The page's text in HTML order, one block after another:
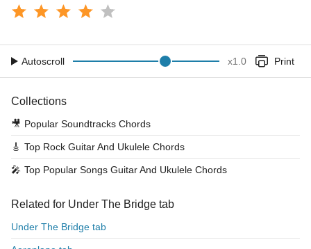
Autoscroll x1.0 Print
Collections
🎥 Popular Soundtracks Chords
🎸 Top Rock Guitar And Ukulele Chords
🎤 Top Popular Songs Guitar And Ukulele Chords
Related for Under The Bridge tab
Under The Bridge tab